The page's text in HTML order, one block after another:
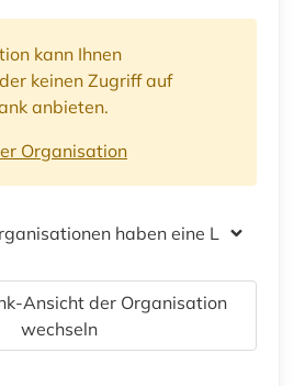
kann Ihnen
keinen Zugriff auf
anbieten.
Organisation
haben eine Lizenz
Ansicht der Organisation
wechseln